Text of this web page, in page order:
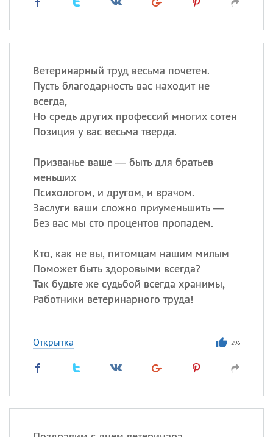
Ветеринарный труд весьма почетен.
Пусть благодарность вас находит не
всегда,
Но средь других профессий многих сотен
Позиция у вас весьма тверда.
Призванье ваше — быть для братьев
меньших
Психологом, и другом, и врачом.
Заслуги ваши сложно приуменьшить —
Без вас мы сто процентов пропадем.
Кто, как не вы, питомцам нашим милым
Поможет быть здоровыми всегда?
Так будьте же судьбой всегда хранимы,
Работники ветеринарного труда!
Открытка 296